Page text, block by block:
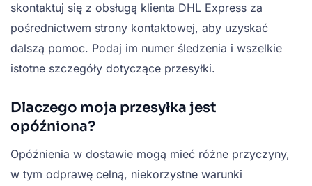
skontaktuj się z obsługą klienta DHL Express za
pośrednictwem strony kontaktowej, aby uzyskać
dalszą pomoc. Podaj im numer śledzenia i wszelkie
istotne szczegóły dotyczące przesyłki.
Dlaczego moja przesyłka jest
opóźniona?
Opóźnienia w dostawie mogą mieć różne przyczyny,
w tym odprawę celną, niekorzystne warunki